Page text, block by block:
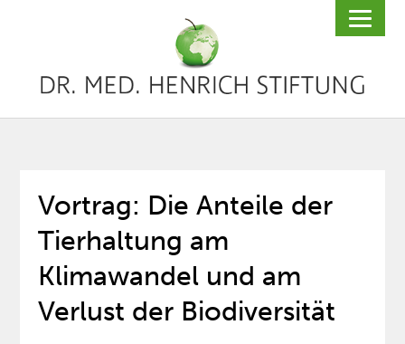
Vortrag: Die Anteile der
Tierhaltung am
Klimawandel und am
Verlust der Biodiversität